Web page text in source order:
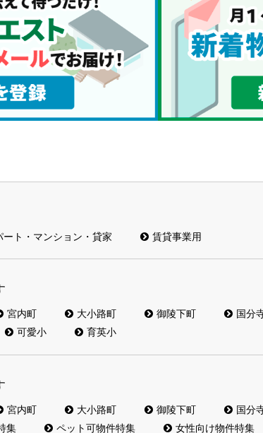
ート・マンション・貸家 賃貸事業用
宮内町 大小路町 御陵下町 国分
可愛小
育英小
宮内町 大小路町 御陵下町 国分
集
ペット可物件特集 女性向け物件特集